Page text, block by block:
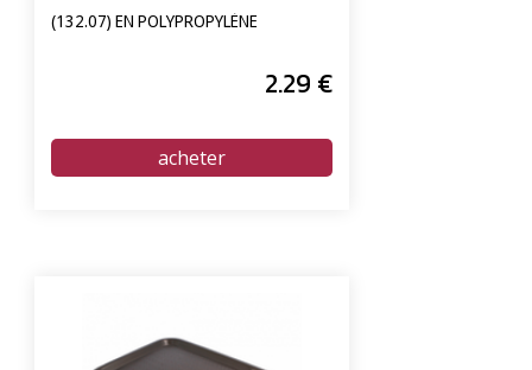
(132.07) EN POLYPROPYLÈNE
2.29 €